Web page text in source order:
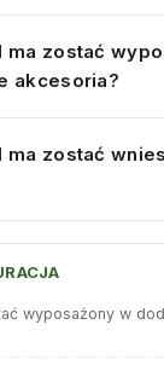
ma zostać
akcesoria?
ma zostać
wyposażony w